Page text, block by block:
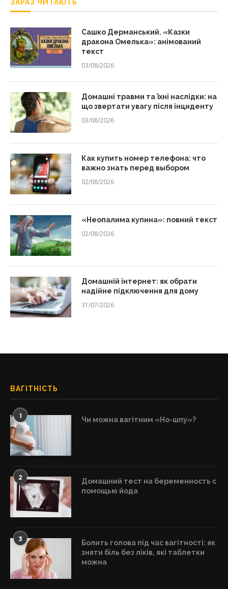
ЗАРАЗ ЧИТАЮТЬ
Сашко Дерманський. «Казки
дракона Омелька»: анімований
текст
03/08/2026
Домашні травми та їхні наслідки: на
що звертати увагу після інциденту
03/08/2026
Как купить номер телефона: что
важно знать перед выбором
02/08/2026
«Неопалима купина»: повний текст
02/08/2026
Домашній інтернет: як обрати
надійне підключення для дому
31/07/2026
ВАГІТНІСТЬ
1 Чи можна вагітним «Но-шпу»?
2
Домашний тест на беременность с
помощью йода
3
Болить голова під час вагітності: як
зняти біль без ліків, які таблетки
можна